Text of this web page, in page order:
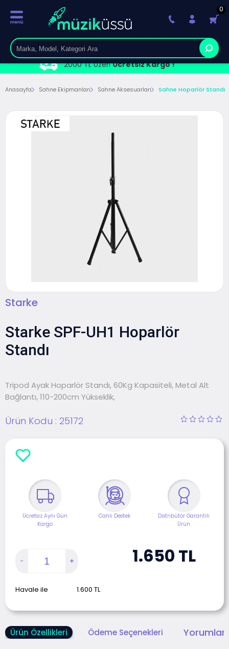
2000 TL ÜzeriÜcretsiz Kargo !
0
Anasayfa Sahne Ekipmanları Sahne Aksesuarları Sahne Hoparlör Standı
Starke
Starke SPF-UH1 Hoparlör
Standı
Tripod Ayak Hoparlör Standı, 60Kg Kapasiteli, Metal Alt
Bağlantı, 110-200cm Yükseklik,
Ürün Kodu : 25172
Ücretsiz Aynı Gün
Kargo
Canlı Destek
Distribütör Garantili
Ürün
1.650 TL
Havale ile 1.600 TL
Ürün Özellikleri Ödeme Seçenekleri